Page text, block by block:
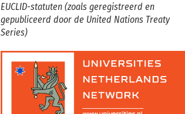
EUCLID-statuten (zoals geregistreerd en
gepubliceerd door de United Nations Treaty
Series)